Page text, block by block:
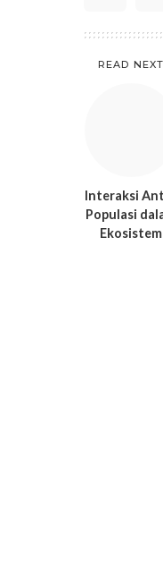
READ NEXT
Interaksi
Populasi
Ekosistem